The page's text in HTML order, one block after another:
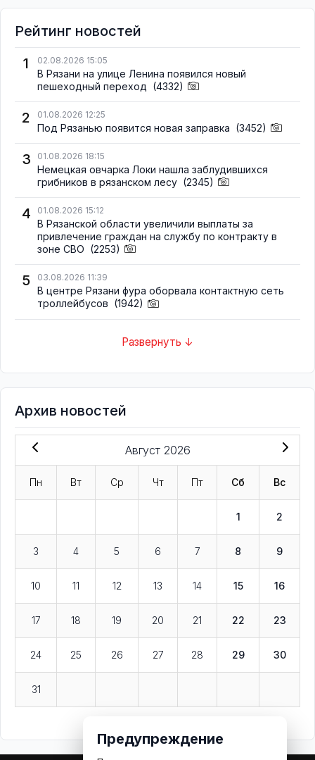
Рейтинг новостей
1
02.08.2026 15:05
В Рязани на улице Ленина появился новый
пешеходный переход (4332)
2 01.08.2026 12:25
Под Рязанью появится новая заправка (3452)
3 01.08.2026 18:15
Немецкая овчарка Локи нашла заблудившихся
грибников в рязанском лесу (2345)
4 01.08.2026 15:12
В Рязанской области увеличили выплаты за
привлечение граждан на службу по контракту в
зоне СВО (2253)
5 03.08.2026 11:39
В центре Рязани фура оборвала контактную сеть
троллейбусов (1942)
Развернуть ↓
Архив новостей
Август 2026
Пн Вт Ср Чт Пт Сб Вс
1 2
3 4 5 6 7 8 9
10 11 12 13 14 15 16
17 18 19 20 21 22 23
24 25 26 27 28 29 30
31
Предупреждение